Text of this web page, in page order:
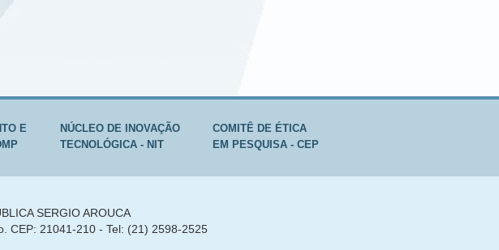
E
NÚCLEO DE INOVAÇÃO
TECNOLÓGICA - NIT
COMITÊ DE ÉTICA
EM PESQUISA - CEP
SERGIO AROUCA
CEP: 21041-210 - Tel: (21) 2598-2525